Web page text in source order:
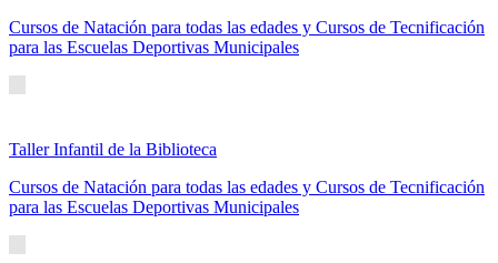
Cursos de Natación para todas las edades y Cursos de Tecnificación
para las Escuelas Deportivas Municipales
Taller Infantil de la Biblioteca
Cursos de Natación para todas las edades y Cursos de Tecnificación
para las Escuelas Deportivas Municipales